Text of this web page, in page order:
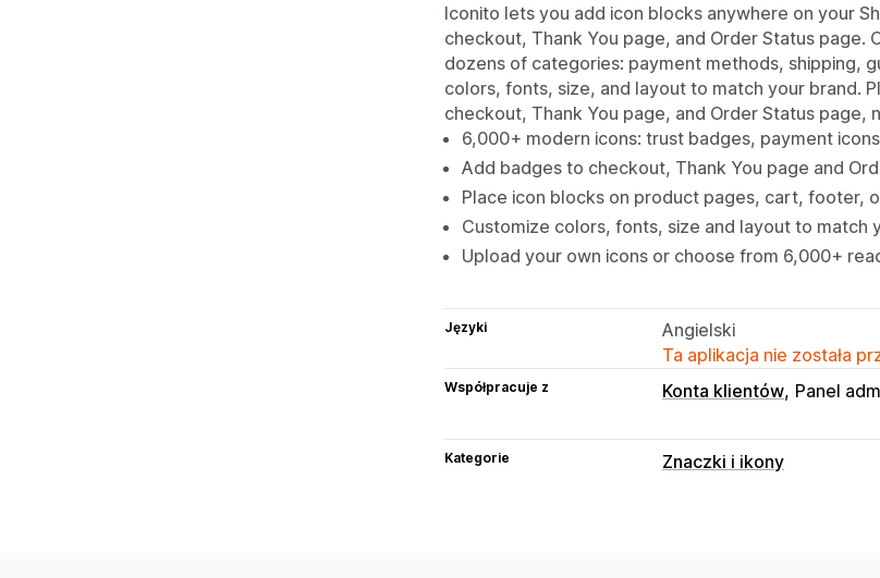
Iconito lets you add icon blocks anywhere on your
checkout, Thank You page, and Order Status page.
dozens of categories: payment methods, shipping,
colors, fonts, size, and layout to match your brand.
checkout, Thank You page, and Order Status page,
6,000+ modern icons: trust badges, payment
Add badges to checkout, Thank You page and
Place icon blocks on product pages, cart, footer,
Customize colors, fonts, size and layout to match
Upload your own icons or choose from 6,000+
Języki
Angielski
Ta aplikacja nie została
Współpracuje z Konta klientów Panel
Kategorie Znaczki i ikony